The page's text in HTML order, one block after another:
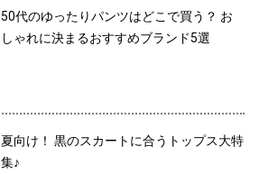
50代のゆったりパンツはどこで買う？ お
しゃれに決まるおすすめブランド5選
夏向け！ 黒のスカートに合うトップス大特
集♪